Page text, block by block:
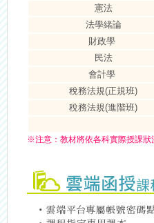
憲法
法學緒論
財政學
民法
會計學
稅務法規(正規班)
稅務法規(進階班)
※注意： 教材將依各科實際授課